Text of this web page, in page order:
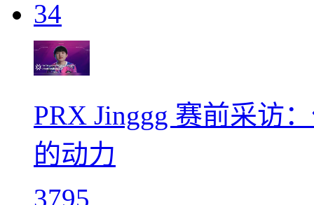
34
PRX Jinggg 赛前采访
的动力
3795